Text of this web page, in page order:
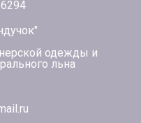
одежды и
льна